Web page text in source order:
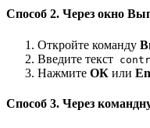
Способ 2. Через окно
Откройте команду
Введите текст
Нажмите ОК или
Способ 3. Через